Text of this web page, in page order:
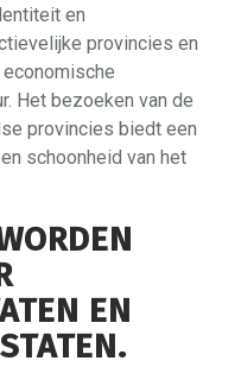
en
provincies en
Het bezoeken van de
provincies biedt een
schoonheid van het
EN